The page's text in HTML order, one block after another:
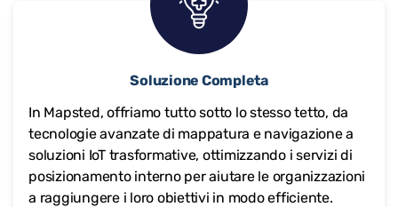
Soluzione Completa
In Mapsted, offriamo tutto sotto lo stesso tetto, da
tecnologie avanzate di mappatura e navigazione a
soluzioni IoT trasformative, ottimizzando i servizi di
posizionamento interno per aiutare le organizzazioni
a raggiungere i loro obiettivi in modo efficiente.